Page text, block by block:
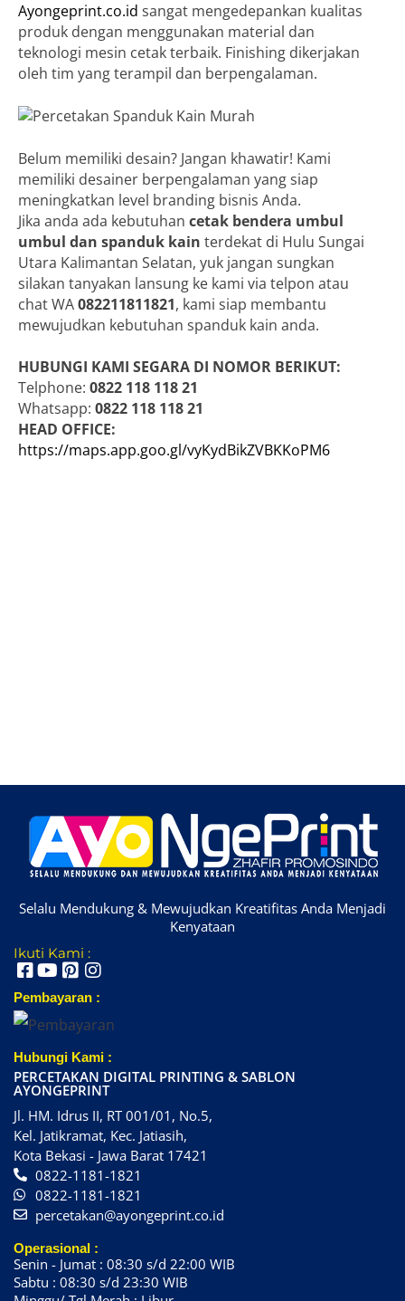
Ayongeprint.co.id sangat mengedepankan kualitas
produk dengan menggunakan material dan
teknologi mesin cetak terbaik. Finishing dikerjakan
oleh tim yang terampil dan berpengalaman.
Belum memiliki desain? Jangan khawatir! Kami
memiliki desainer berpengalaman yang siap
meningkatkan level branding bisnis Anda.
Jika anda ada kebutuhan cetak bendera umbul
umbul dan spanduk kain terdekat di Hulu Sungai
Utara Kalimantan Selatan, yuk jangan sungkan
silakan tanyakan lansung ke kami via telpon atau
chat WA082211811821, kami siap membantu
mewujudkan kebutuhan spanduk kain anda.
HUBUNGI KAMI SEGARA DI NOMOR BERIKUT:
Telphone: 0822 118 118 21
Whatsapp: 0822 118 118 21
HEAD OFFICE:
https://maps.app.goo.gl/vyKydBikZVBKKoPM6
Selalu Mendukung & Mewujudkan Kreatifitas Anda Menjadi
Kenyataan
Ikuti Kami :
Pembayaran :
Hubungi Kami :
PERCETAKAN DIGITAL PRINTING & SABLON
AYONGEPRINT
Jl. HM. Idrus II, RT 001/01, No.5,
Kel. Jatikramat, Kec. Jatiasih,
Kota Bekasi - Jawa Barat 17421
0822-1181-1821
0822-1181-1821
percetakan@ayongeprint.co.id
Operasional :
Senin - Jumat : 08:30 s/d 22:00 WIB
Sabtu : 08:30 s/d 23:30 WIB